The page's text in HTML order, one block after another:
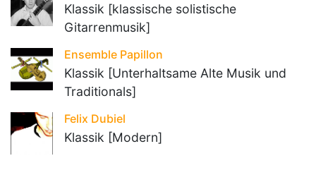
Klassik [klassische solistische
Gitarrenmusik]
Ensemble Papillon
Klassik [Unterhaltsame Alte Musik und
Traditionals]
Felix Dubiel
Klassik [Modern]